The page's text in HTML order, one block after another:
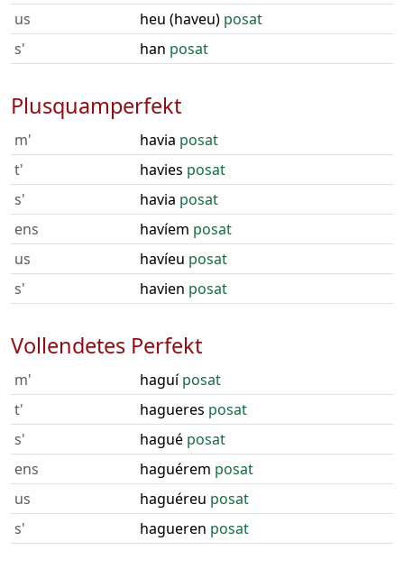
us
heu (haveu) posat
s'
han posat
Plusquamperfekt
m' havia posat
t'
havies posat
s'
havia posat
ens
havíem posat
us
havíeu posat
s'
havien posat
Vollendetes Perfekt
m' haguíposat
t'
hagueres posat
s'
hagué posat
ens
haguérem posat
us
haguéreu posat
s'
hagueren posat